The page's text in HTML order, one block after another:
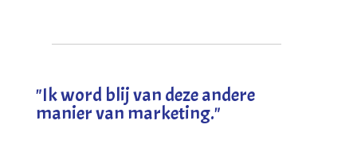
"Ik word blij van deze andere
manier van marketing."